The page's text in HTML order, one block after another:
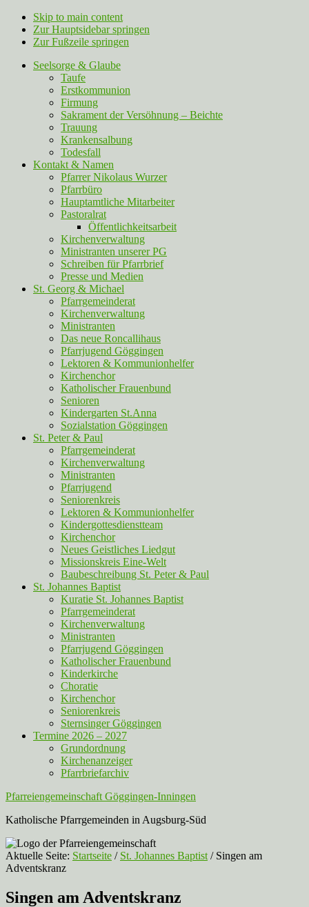
Skip to main content
Zur Hauptsidebar springen
Zur Fußzeile springen
Seelsorge & Glaube
Taufe
Erstkommunion
Firmung
Sakrament der Versöhnung – Beichte
Trauung
Krankensalbung
Todesfall
Kontakt & Namen
Pfarrer Nikolaus Wurzer
Pfarrbüro
Hauptamtliche Mitarbeiter
Pastoralrat
Öffentlichkeitsarbeit
Kirchenverwaltung
Ministranten unserer PG
Schreiben für Pfarrbrief
Presse und Medien
St. Georg & Michael
Pfarrgemeinderat
Kirchenverwaltung
Ministranten
Das neue Roncallihaus
Pfarrjugend Göggingen
Lektoren & Kommunionhelfer
Kirchenchor
Katholischer Frauenbund
Senioren
Kindergarten St.Anna
Sozialstation Göggingen
St. Peter & Paul
Pfarrgemeinderat
Kirchenverwaltung
Ministranten
Pfarrjugend
Seniorenkreis
Lektoren & Kommunionhelfer
Kindergottesdienstteam
Kirchenchor
Neues Geistliches Liedgut
Missionskreis Eine-Welt
Baubeschreibung St. Peter & Paul
St. Johannes Baptist
Kuratie St. Johannes Baptist
Pfarrgemeinderat
Kirchenverwaltung
Ministranten
Pfarrjugend Göggingen
Katholischer Frauenbund
Kinderkirche
Choratie
Kirchenchor
Seniorenkreis
Sternsinger Göggingen
Termine 2026 – 2027
Grundordnung
Kirchenanzeiger
Pfarrbriefarchiv
Pfarreiengemeinschaft Göggingen-Inningen
Katholische Pfarrgemeinden in Augsburg-Süd
Aktuelle Seite: Startseite / St. Johannes Baptist /Singen am
Adventskranz
Singen am Adventskranz